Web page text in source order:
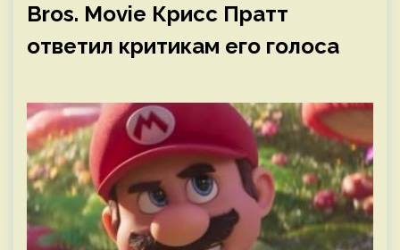
Bros. Movie Крисс Пратт
ответил критикам его голоса